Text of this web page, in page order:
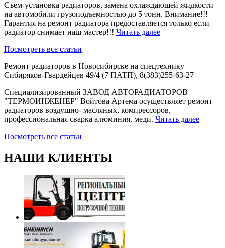
Съем-установка радиаторов, замена охлаждающей жидкости
на автомобили грузоподъемностью до 5 тонн. Внимание!!!
Гарантия на ремонт радиатора предоставляется только если
радиатор снимает наш мастер!!! Читать далее
Посмотреть все статьи
Ремонт радиаторов в Новосибирске на спецтехнику
Сибиряков-Гвардейцев 49/4 (7 ПАТП), 8(383)255-63-27
Специализированный ЗАВОД АВТОРАДИАТОРОВ
"ТЕРМОИНЖЕНЕР" Войтова Артема осуществляет ремонт
радиаторов воздушно- масляных, компрессоров,
профессиональная сварка алюминия, меди. Читать далее
Посмотреть все статьи
НАШИ КЛИЕНТЫ